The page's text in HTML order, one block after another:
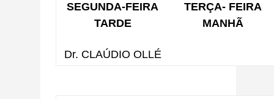
SEGUNDA-FEIRA
TARDE
TERÇA- FEIRA
MANHÃ
Dr. CLAÚDIO OLLÉ